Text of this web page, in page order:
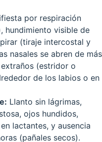
por respiración
hundimiento visible de
(tiraje intercostal y
nasales se abren de más
(estridor o
de los labios o en
Llanto sin lágrimas,
ojos hundidos,
lactantes, y ausencia
(pañales secos).